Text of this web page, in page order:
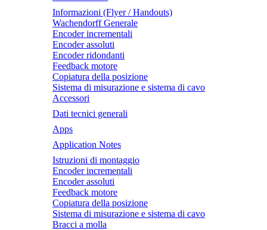
Informazioni (Flyer / Handouts)
Wachendorff Generale
Encoder incrementali
Encoder assoluti
Encoder ridondanti
Feedback motore
Copiatura della posizione
Sistema di misurazione e sistema di cavo
Accessori
Dati tecnici generali
Apps
Application Notes
Istruzioni di montaggio
Encoder incrementali
Encoder assoluti
Feedback motore
Copiatura della posizione
Sistema di misurazione e sistema di cavo
Bracci a molla